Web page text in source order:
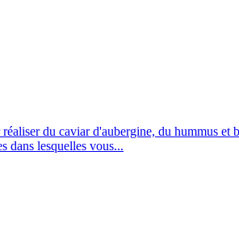
du caviar d'aubergine, du hummus
dans lesquelles vous...